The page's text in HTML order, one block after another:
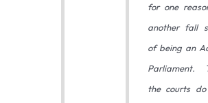
for one
another fall
of being an
Parliament.
the courts